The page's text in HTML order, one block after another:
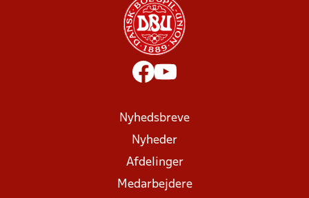
Nyhedsbreve
Nyheder
Afdelinger
Medarbejdere